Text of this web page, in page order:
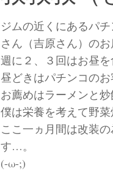
ジムの近くにあるパ
さん（吉原さん）のお
週に２、３回はお昼を
昼どきはパチンコの
お薦めはラーメンと炒
僕は栄養を考えて野
ここ一ヵ月間は改装
す…。
(-ω-;)